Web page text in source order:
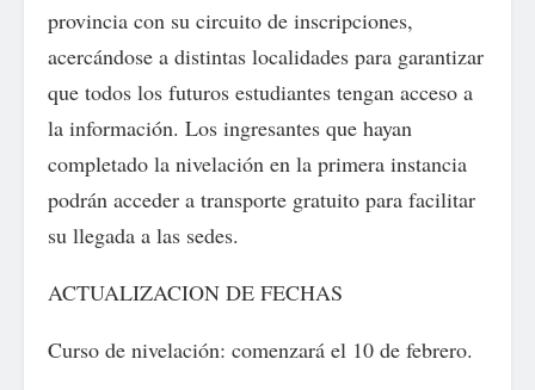
provincia con su circuito de inscripciones,
acercándose a distintas localidades para garantizar
que todos los futuros estudiantes tengan acceso a
la información. Los ingresantes que hayan
completado la nivelación en la primera instancia
podrán acceder a transporte gratuito para facilitar
su llegada a las sedes.
ACTUALIZACION DE FECHAS
Curso de nivelación: comenzará el 10 de febrero.